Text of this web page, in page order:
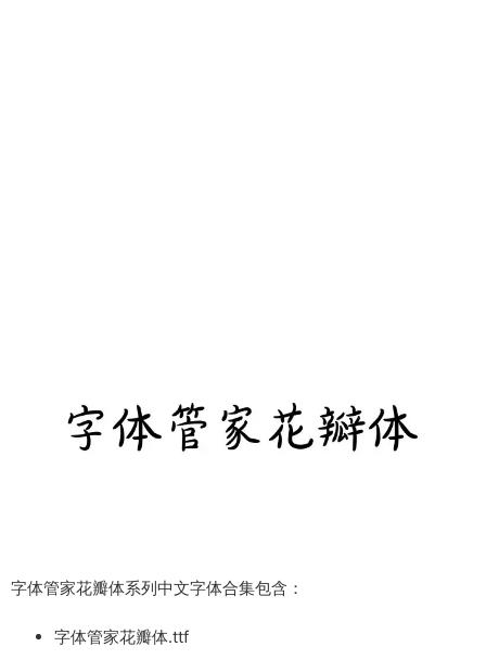
字体管家花瓣体系列中文字体合集包含：
字体管家花瓣体.ttf